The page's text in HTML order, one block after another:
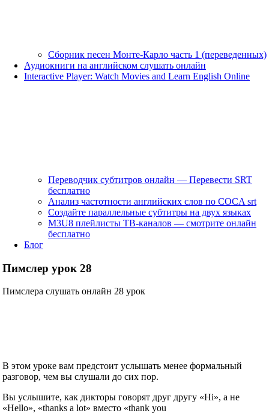
Сборник песен Монте-Карло часть 1 (переведенных)
Аудиокниги на английском слушать онлайн
Interactive Player: Watch Movies and Learn English Online
Переводчик субтитров онлайн — Перевести SRT
бесплатно
Анализ частотности английских слов по COCA srt
Создайте параллельные субтитры на двух языках
M3U8 плейлисты ТВ‑каналов — смотрите онлайн
бесплатно
Блог
Пимслер урок 28
Пимслера слушать онлайн 28 урок
В этом уроке вам предстоит услышать менее формальный
разговор, чем вы слушали до сих пор.
Вы услышите, как дикторы говорят друг другу «Hi», а не
«Hello», «thanks a lot» вместо «thank you